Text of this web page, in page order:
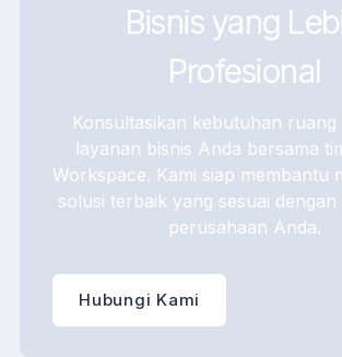
Bisnis yang
Profesional
Konsultasikan kebutuhan ruang
layanan bisnis Anda bersama
Workspace. Kami siap membantu
solusi terbaik yang sesuai
perusahaan Anda.
Hubungi Kami